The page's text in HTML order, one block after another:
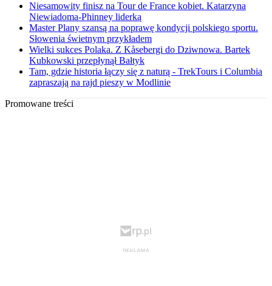
Niesamowity finisz na Tour de France kobiet. Katarzyna
Niewiadoma-Phinney liderką
Master Plany szansą na poprawę kondycji polskiego sportu.
Słowenia świetnym przykładem
Wielki sukces Polaka. Z Kåsebergi do Dziwnowa. Bartek
Kubkowski przepłynął Bałtyk
Tam, gdzie historia łączy się z naturą - TrekTours i Columbia
zapraszają na rajd pieszy w Modlinie
Promowane treści